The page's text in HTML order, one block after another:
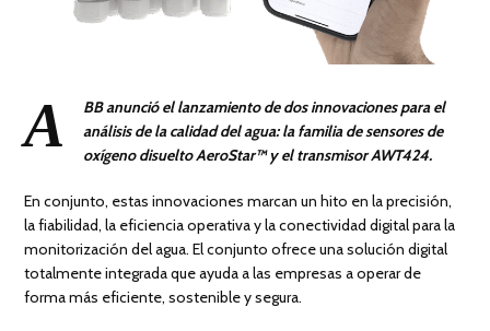
A
BB anunció el lanzamiento de dos innovaciones para el
análisis de la calidad del agua: la familia de sensores de
oxígeno disuelto AeroStar™ y el transmisor AWT424.
En conjunto, estas innovaciones marcan un hito en la precisión,
la fiabilidad, la eficiencia operativa y la conectividad digital para la
monitorización del agua. El conjunto ofrece una solución digital
totalmente integrada que ayuda a las empresas a operar de
forma más eficiente, sostenible y segura.